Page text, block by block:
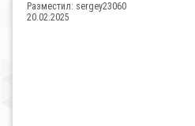
Разместил: sergey23060
20.02.2025